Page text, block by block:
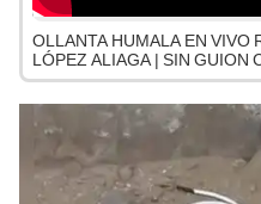
OLLANTA HUMALA EN VIVO
LÓPEZ ALIAGA | SIN GUION